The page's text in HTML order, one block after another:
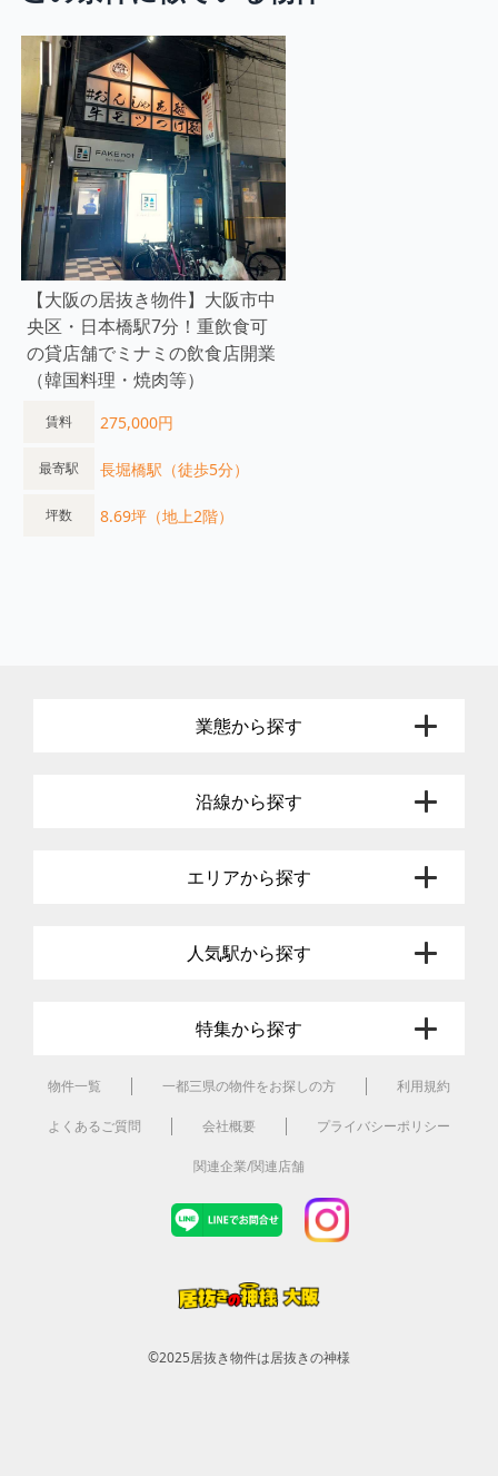
【大阪の居抜き物件】大阪市中
央区・日本橋駅7分！重飲食可
の貸店舗でミナミの飲食店開業
（韓国料理・焼肉等）
賃料 275,000円
最寄駅 長堀橋駅（徒歩5分）
坪数 8.69坪（地上2階）
業態から探す
沿線から探す
エリアから探す
人気駅から探す
特集から探す
物件一覧 一都三県の物件をお探しの方 利用規約
よくあるご質問 会社概要 プライバシーポリシー
関連企業/関連店舗
©2025居抜き物件は居抜きの神様